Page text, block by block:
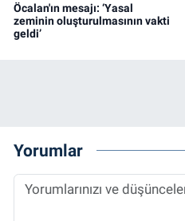
Öcalan'ın mesajı: ‘Yasal
zeminin oluşturulmasının vakti
geldi’
Yorumlar